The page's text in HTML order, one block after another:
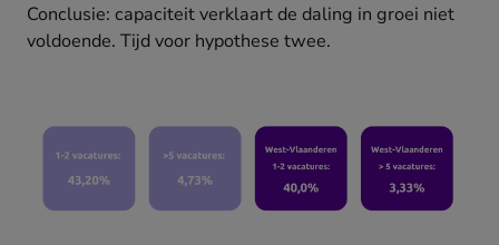
Conclusie: capaciteit verklaart de daling in groei niet
voldoende. Tijd voor hypothese twee.